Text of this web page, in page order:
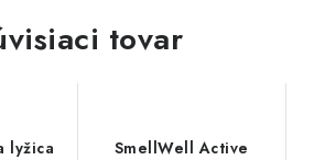
tovar
lyžica
SmellWell Active